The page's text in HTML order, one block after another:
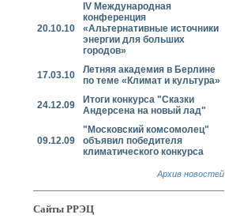
20.10.10
IV Международная
конференция
«Альтернативные источники
энергии для больших
городов»
17.03.10
Летняя академия в Берлине
по теме «Климат и культура»
24.12.09
Итоги конкурса "Сказки
Андерсена на новый лад"
09.12.09
"Московский комсомолец"
объявил победителя
климатического конкурса
Архив новостей
Сайты РРЭЦ